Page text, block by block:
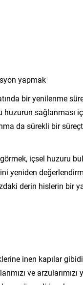
yapmak
bir yenilenme
sağlanması
da sürekli bir
içsel huzuru
yeniden
derin hislerin bir
inen kapılar
ve arzularımızı